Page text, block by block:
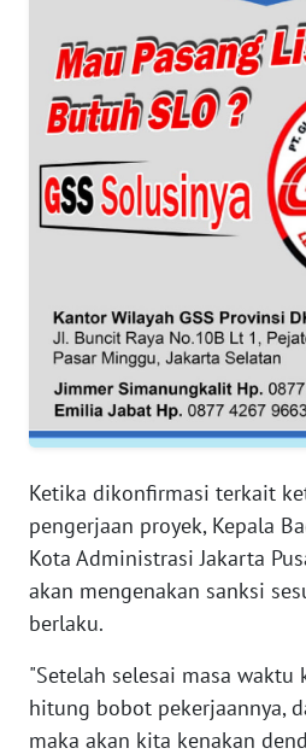
Ketika dikonfirmasi terkait
pengerjaan proyek, Kepala
Kota Administrasi Jakarta
akan mengenakan sanksi
berlaku.
"Setelah selesai masa waktu
hitung bobot pekerjaannya,
maka akan kita kenakan
WN
BANTEN
WN
NTT
WN
PAPUA
WN
BARAT
WN
RIAU
SERAMBI
WN